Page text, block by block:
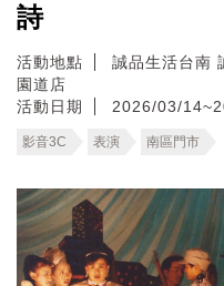
詩
活動地點 誠品生活台南
園道店
活動日期
2026/03/
影音3C 表演 南區門市